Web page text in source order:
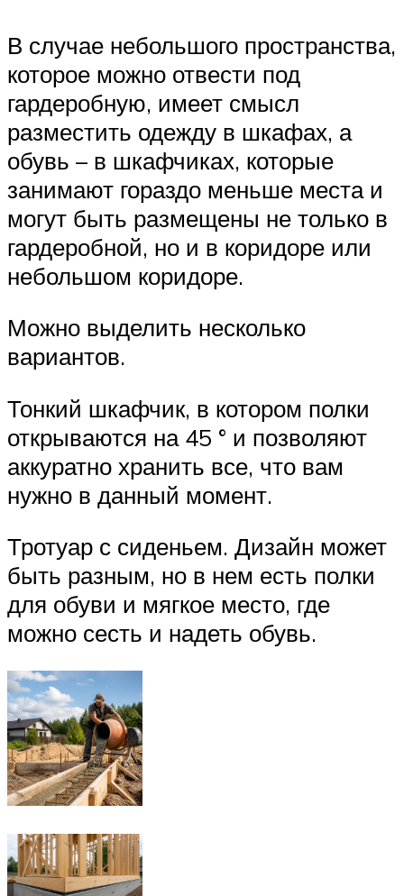
В случае небольшого пространства,
которое можно отвести под
гардеробную, имеет смысл
разместить одежду в шкафах, а
обувь – в шкафчиках, которые
занимают гораздо меньше места и
могут быть размещены не только в
гардеробной, но и в коридоре или
небольшом коридоре.
Можно выделить несколько
вариантов.
Тонкий шкафчик, в котором полки
открываются на 45 ° и позволяют
аккуратно хранить все, что вам
нужно в данный момент.
Тротуар с сиденьем. Дизайн может
быть разным, но в нем есть полки
для обуви и мягкое место, где
можно сесть и надеть обувь.